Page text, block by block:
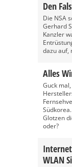
Den
Die NSA
Gerhard
Kanzler
dazu auf,
Alles
Guck
Glotzen
oder?
WLAN